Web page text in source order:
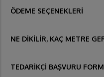
ÖDEME SEÇENEKLERİ
NE DİKİLİR, KAÇ METRE
TEDARİKÇİ BAŞVURU